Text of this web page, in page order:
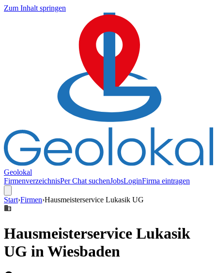
Zum Inhalt springen
Geolokal
FirmenverzeichnisPer Chat suchenJobsLoginFirma eintragen
Start›Firmen›Hausmeisterservice Lukasik UG
Hausmeisterservice Lukasik
UG in Wiesbaden